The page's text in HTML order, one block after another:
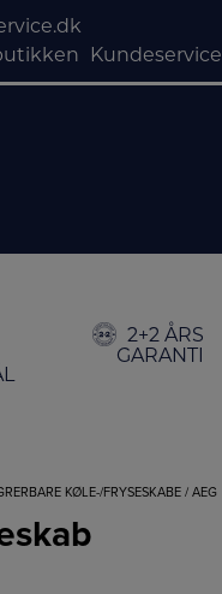
Kundeservice
2+2 ÅRS
GARANTI
KØLE-/FRYSESKABE / AEG